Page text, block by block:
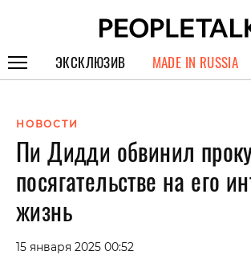
ЭКСКЛЮЗИВ
СПЕЦПРОЕКТЫ
ИНТЕРВЬЮ
ПОКОЛЕНИЕ
MADE IN RUSSIA
НОВОСТИ
Пи Дидди обвинил
посягательстве на его
жизнь
15 января 2025 00:52